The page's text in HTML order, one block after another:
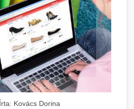
Írta: Kovács Dorina